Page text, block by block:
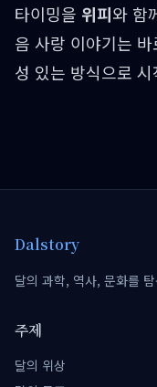
타이밍을 위피와 함
음 사랑 이야기는
성 있는 방식으로
Dalstory
달의 과학, 역사, 문화를
주제
달의 위상